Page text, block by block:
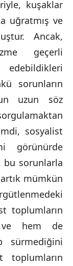
kuşaklar
uğratmış ve
Ancak,
geçerli
sorunların
uzun söz
sosyalist
görünürde
bu sorunlarla
mümkün
toplumların
ve hem de
sürmediğini
toplumların